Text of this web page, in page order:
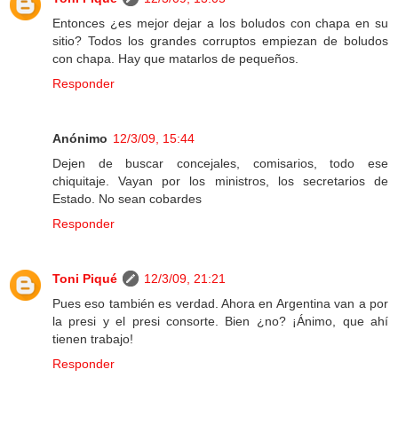
Entonces ¿es mejor dejar a los boludos con chapa en su
sitio? Todos los grandes corruptos empiezan de boludos
con chapa. Hay que matarlos de pequeños.
Responder
Anónimo 12/3/09, 15:44
Dejen de buscar concejales, comisarios, todo ese
chiquitaje. Vayan por los ministros, los secretarios de
Estado. No sean cobardes
Responder
Toni Piqué
12/3/09, 21:21
Pues eso también es verdad. Ahora en Argentina van a por
la presi y el presi consorte. Bien ¿no? ¡Ánimo, que ahí
tienen trabajo!
Responder